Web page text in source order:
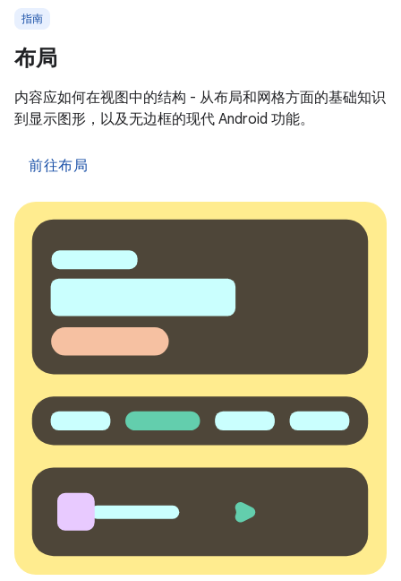
指南
布局
内容应如何在视图中的结构 - 从布局和网格方面的基础知识
到显示图形，以及无边框的现代 Android 功能。
前往布局